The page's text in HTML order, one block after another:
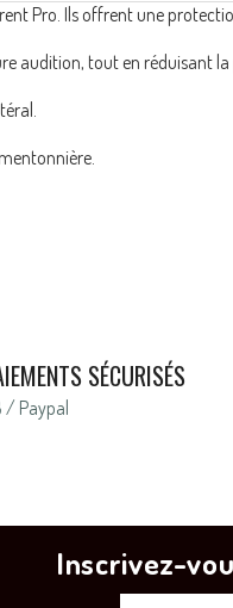
Pro. Ils offrent une
audition, tout en réduisant
SÉCURISÉS
/ Paypal
Inscrivez-